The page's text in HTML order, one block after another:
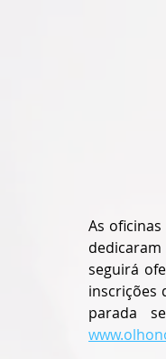
As
seguirá
inscrições